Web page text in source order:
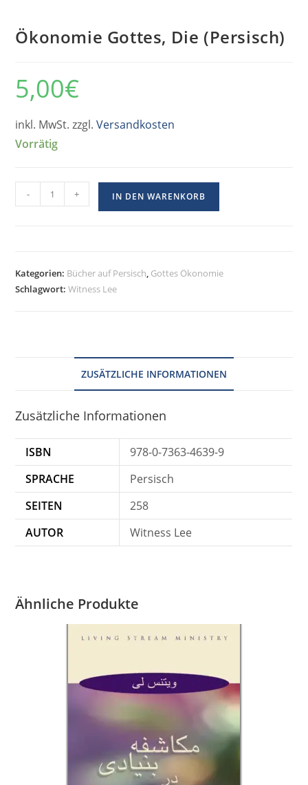
Ökonomie Gottes, Die (Persisch)
5,00€
inkl. MwSt. zzgl.Versandkosten
Vorrätig
- + IN DEN WARENKORB
Kategorien: Bücher auf Persisch, Gottes Ökonomie
Schlagwort:Witness Lee
ZUSÄTZLICHE INFORMATIONEN
Zusätzliche Informationen
ISBN
978-0-7363-4639-9
SPRACHE
Persisch
SEITEN
258
AUTOR
Witness Lee
Ähnliche Produkte